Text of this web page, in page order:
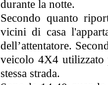
durante la notte.
Secondo quanto
vicini di casa
dell’attentatore.
veicolo 4X4 utilizzato
stessa strada.